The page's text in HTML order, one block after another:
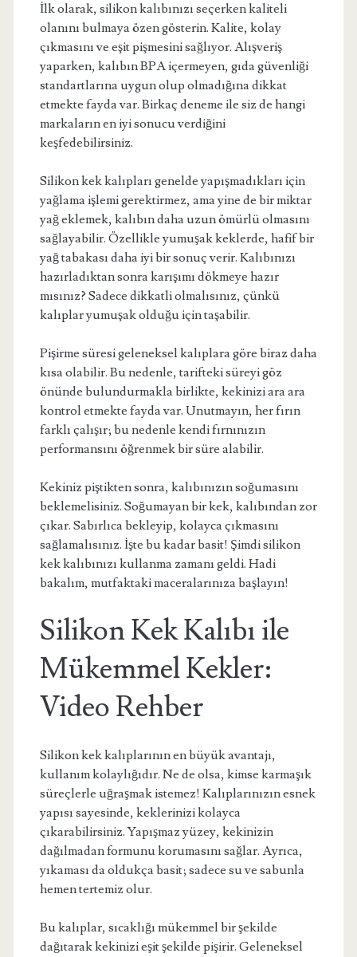
İlk olarak, silikon kalıbınızı seçerken kaliteli
olanını bulmaya özen gösterin. Kalite, kolay
çıkmasını ve eşit pişmesini sağlıyor. Alışveriş
yaparken, kalıbın BPA içermeyen, gıda güvenliği
standartlarına uygun olup olmadığına dikkat
etmekte fayda var. Birkaç deneme ile siz de hangi
markaların en iyi sonucu verdiğini
keşfedebilirsiniz.
Silikon kek kalıpları genelde yapışmadıkları için
yağlama işlemi gerektirmez, ama yine de bir miktar
yağ eklemek, kalıbın daha uzun ömürlü olmasını
sağlayabilir. Özellikle yumuşak keklerde, hafif bir
yağ tabakası daha iyi bir sonuç verir. Kalıbınızı
hazırladıktan sonra karışımı dökmeye hazır
mısınız? Sadece dikkatli olmalısınız, çünkü
kalıplar yumuşak olduğu için taşabilir.
Pişirme süresi geleneksel kalıplara göre biraz daha
kısa olabilir. Bu nedenle, tarifteki süreyi göz
önünde bulundurmakla birlikte, kekinizi ara ara
kontrol etmekte fayda var. Unutmayın, her fırın
farklı çalışır; bu nedenle kendi fırnınızın
performansını öğrenmek bir süre alabilir.
Kekiniz piştikten sonra, kalıbınızın soğumasını
beklemelisiniz. Soğumayan bir kek, kalıbından zor
çıkar. Sabırlıca bekleyip, kolayca çıkmasını
sağlamalısınız. İşte bu kadar basit! Şimdi silikon
kek kalıbınızı kullanma zamanı geldi. Hadi
bakalım, mutfaktaki maceralarınıza başlayın!
Silikon Kek Kalıbı ile
Mükemmel Kekler:
Video Rehber
Silikon kek kalıplarının en büyük avantajı,
kullanım kolaylığıdır. Ne de olsa, kimse karmaşık
süreçlerle uğraşmak istemez! Kalıplarınızın esnek
yapısı sayesinde, keklerinizi kolayca
çıkarabilirsiniz. Yapışmaz yüzey, kekinizin
dağılmadan formunu korumasını sağlar. Ayrıca,
yıkaması da oldukça basit; sadece su ve sabunla
hemen tertemiz olur.
Bu kalıplar, sıcaklığı mükemmel bir şekilde
dağıtarak kekinizi eşit şekilde pişirir. Geleneksel